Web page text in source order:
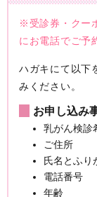
※受診券・クー
にお電話でご予
ハガキにて以下
みください。
お申し込み
乳がん検診
ご住所
氏名とふり
電話番号
年齢